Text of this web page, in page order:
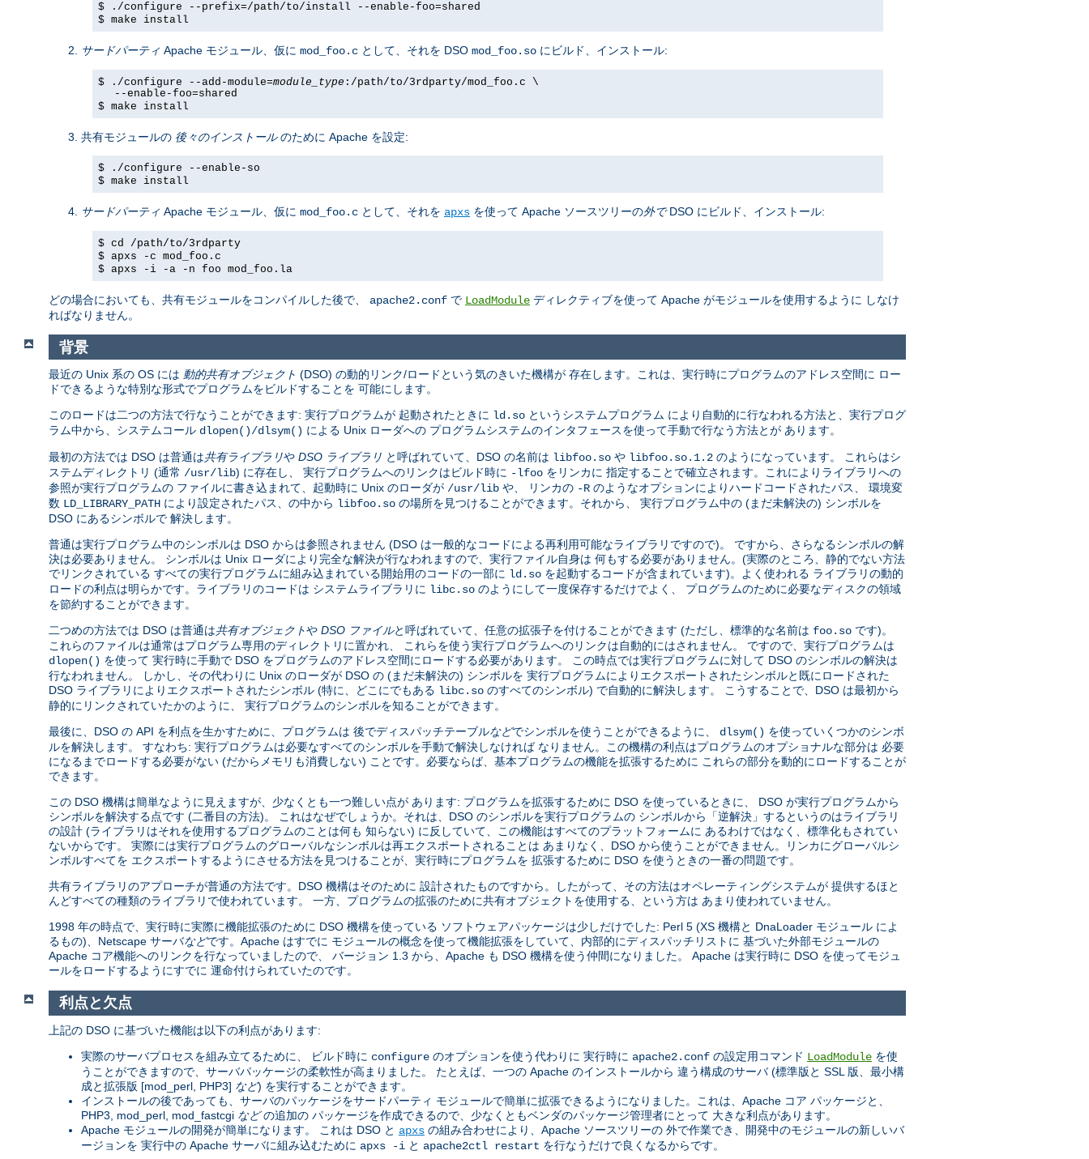
$ ./configure --prefix=/path/to/install --enable-foo=shared
$ make install
サードパーティ Apache モジュール、仮に mod_foo.c として、それを DSO mod_foo.so にビルド、インストール:
$ ./configure --add-module=module_type :/path/to/3rdparty/mod_foo.c \
--enable-foo=shared
$ make install
共有モジュールの 後々のインストールのために Apache を設定:
$ ./configure --enable-so
$ make install
サードパーティ Apache モジュール、仮に mod_foo.c として、それを apxs を使って Apache ソースツリーの外でDSO にビルド、インストール:
$ cd /path/to/3rdparty
$ apxs -c mod_foo.c
$ apxs -i -a -n foo mod_foo.la
どの場合においても、共有モジュールをコンパイルした後で、 apache2.conf で LoadModule ディレクティブを使って Apache がモジュールを使用するように しなけ
ればなりません。
背景
最近の Unix 系の OS には 動的共有オブジェクト (DSO) の動的リンク/ロードという気のきいた機構が 存在します。これは、実行時にプログラムのアドレス空間に ロー
ドできるような特別な形式でプログラムをビルドすることを 可能にします。
このロードは二つの方法で行なうことができます: 実行プログラムが 起動されたときに ld.so というシステムプログラム により自動的に行なわれる方法と、実行プログ
ラム中から、システムコール dlopen()/dlsym() による Unix ローダへの プログラムシステムのインタフェースを使って手動で行なう方法とが あります。
最初の方法では DSO は普通は共有ライブラリや DSO ライブラリ と呼ばれていて、DSO の名前は libfoo.so や libfoo.so.1.2 のようになっています。 これらはシ
ステムディレクトリ (通常 /usr/lib) に存在し、 実行プログラムへのリンクはビルド時に -lfoo をリンカに 指定することで確立されます。これによりライブラリへの
参照が実行プログラムの ファイルに書き込まれて、起動時に Unix のローダが /usr/lib や、 リンカの -R のようなオプションによりハードコードされたパス、 環境変
数 LD_LIBRARY_PATH により設定されたパス、の中から libfoo.so の場所を見つけることができます。それから、 実行プログラム中の (まだ未解決の) シンボルを
DSO にあるシンボルで 解決します。
普通は実行プログラム中のシンボルは DSO からは参照されません (DSO は一般的なコードによる再利用可能なライブラリですので)。 ですから、さらなるシンボルの解
決は必要ありません。 シンボルは Unix ローダにより完全な解決が行なわれますので、実行ファイル自身は 何もする必要がありません。(実際のところ、静的でない方法
でリンクされている すべての実行プログラムに組み込まれている開始用のコードの一部に ld.so を起動するコードが含まれています)。よく使われる ライブラリの動的
ロードの利点は明らかです。ライブラリのコードは システムライブラリに libc.so のようにして一度保存するだけでよく、 プログラムのために必要なディスクの領域
を節約することができます。
二つめの方法では DSO は普通は共有オブジェクトや DSO ファイルと呼ばれていて、任意の拡張子を付けることができます (ただし、標準的な名前は foo.so です)。
これらのファイルは通常はプログラム専用のディレクトリに置かれ、 これらを使う実行プログラムへのリンクは自動的にはされません。 ですので、実行プログラムは
dlopen() を使って 実行時に手動で DSO をプログラムのアドレス空間にロードする必要があります。 この時点では実行プログラムに対して DSO のシンボルの解決は
行なわれません。 しかし、その代わりに Unix のローダが DSO の (まだ未解決の) シンボルを 実行プログラムによりエクスポートされたシンボルと既にロードされた
DSO ライブラリによりエクスポートされたシンボル (特に、どこにでもある libc.so のすべてのシンボル) で自動的に解決します。 こうすることで、DSO は最初から
静的にリンクされていたかのように、 実行プログラムのシンボルを知ることができます。
最後に、DSO の API を利点を生かすために、プログラムは 後でディスパッチテーブルなどでシンボルを使うことができるように、 dlsym() を使っていくつかのシンボ
ルを解決します。 すなわち: 実行プログラムは必要なすべてのシンボルを手動で解決しなければ なりません。この機構の利点はプログラムのオプショナルな部分は 必要
になるまでロードする必要がない (だからメモリも消費しない) ことです。必要ならば、基本プログラムの機能を拡張するために これらの部分を動的にロードすることが
できます。
この DSO 機構は簡単なように見えますが、少なくとも一つ難しい点が あります: プログラムを拡張するために DSO を使っているときに、 DSO が実行プログラムから
シンボルを解決する点です (二番目の方法)。 これはなぜでしょうか。それは、DSO のシンボルを実行プログラムの シンボルから「逆解決」するというのはライブラリ
の設計 (ライブラリはそれを使用するプログラムのことは何も 知らない) に反していて、この機能はすべてのプラットフォームに あるわけではなく、標準化もされてい
ないからです。 実際には実行プログラムのグローバルなシンボルは再エクスポートされることは あまりなく、DSO から使うことができません。リンカにグローバルシ
ンボルすべてを エクスポートするようにさせる方法を見つけることが、実行時にプログラムを 拡張するために DSO を使うときの一番の問題です。
共有ライブラリのアプローチが普通の方法です。DSO 機構はそのために 設計されたものですから。したがって、その方法はオペレーティングシステムが 提供するほと
んどすべての種類のライブラリで使われています。 一方、プログラムの拡張のために共有オブジェクトを使用する、という方は あまり使われていません。
1998 年の時点で、実行時に実際に機能拡張のために DSO 機構を使っている ソフトウェアパッケージは少しだけでした: Perl 5 (XS 機構と DnaLoader モジュール によ
るもの)、Netscape サーバなどです。Apache はすでに モジュールの概念を使って機能拡張をしていて、内部的にディスパッチリストに 基づいた外部モジュールの
Apache コア機能へのリンクを行なっていましたので、 バージョン 1.3 から、Apache も DSO 機構を使う仲間になりました。 Apache は実行時に DSO を使ってモジュ
ールをロードするようにすでに 運命付けられていたのです。
利点と欠点
上記の DSO に基づいた機能は以下の利点があります:
実際のサーバプロセスを組み立てるために、 ビルド時に configure のオプションを使う代わりに 実行時に apache2.conf の設定用コマンド LoadModule を使
うことができますので、サーバパッケージの柔軟性が高まりました。 たとえば、一つの Apache のインストールから 違う構成のサーバ (標準版と SSL 版、最小構
成と拡張版 [mod_perl, PHP3] など) を実行することができます。
インストールの後であっても、サーバのパッケージをサードパーティ モジュールで簡単に拡張できるようになりました。これは、Apache コア パッケージと、
PHP3, mod_perl, mod_fastcgi などの追加の パッケージを作成できるので、少なくともベンダのパッケージ管理者にとって 大きな利点があります。
Apache モジュールの開発が簡単になります。 これは DSO と apxs の組み合わせにより、Apache ソースツリーの 外で作業でき、開発中のモジュールの新しいバ
ージョンを 実行中の Apache サーバに組み込むために apxs -i と apache2ctl restart を行なうだけで良くなるからです。